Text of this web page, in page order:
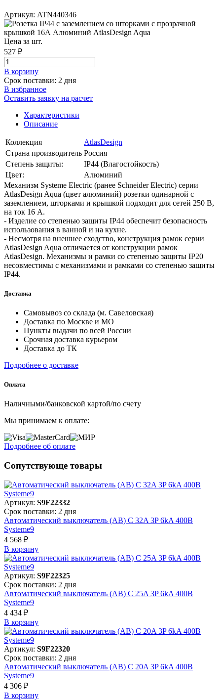
Артикул: ATN440346
Цена за шт.
527 ₽
В корзинy
Срок поставки: 2 дня
В избранное
Оставить заявку на расчет
Характеристики
Описание
Коллекция
AtlasDesign
Страна производитель Россия
Степень защиты:
IP44 (Влагостойкость)
Цвет:
Алюминий
Механизм Systeme Electric (ранее Schneider Electric) серии
AtlasDesign Aqua (цвет алюминий) розетки одинарной с
заземлением, шторками и крышкой подходит для сетей 250 В,
на ток 16 А.
- Изделие со степенью защиты IP44 обеспечит безопасность
использования в ванной и на кухне.
- Несмотря на внешнее сходство, конструкция рамок серии
AtlasDesign Aqua отличается от конструкции рамок
AtlasDesign. Механизмы и рамки со степенью защиты IP20
несовместимы с механизмами и рамками со степенью защиты
IP44.
Доставка
Самовывоз со склада (м. Савеловская)
Доставка по Москве и МО
Пункты выдачи по всей России
Срочная доставка курьером
Доставка до ТК
Подробнее о доставке
Оплата
Наличными/банковской картой/по счету
Мы принимаем к оплате:
Подробнее об оплате
Сопутствующе товары
Артикул: S9F22332
Срок поставки: 2 дня
Автоматический выключатель (АВ) C 32A 3P 6kA 400В
Systeme9
4 568 ₽
В корзинy
Артикул: S9F22325
Срок поставки: 2 дня
Автоматический выключатель (АВ) C 25A 3P 6kA 400В
Systeme9
4 434 ₽
В корзинy
Артикул: S9F22320
Срок поставки: 2 дня
Автоматический выключатель (АВ) C 20A 3P 6kA 400В
Systeme9
4 306 ₽
В корзинy